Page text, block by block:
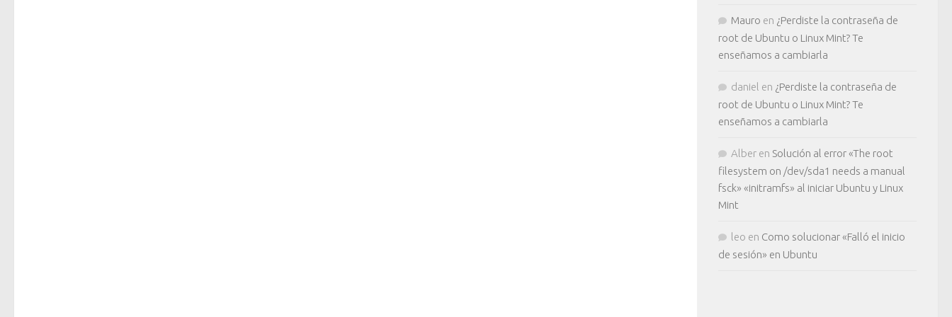
Mauro en ¿Perdiste la contraseña de
root de Ubuntu o Linux Mint? Te
enseñamos a cambiarla
daniel en ¿Perdiste la contraseña de
root de Ubuntu o Linux Mint? Te
enseñamos a cambiarla
Alber en Solución al error «The root
filesystem on /dev/sda1 needs a manual
fsck» «initramfs» al iniciar Ubuntu y Linux
Mint
leo en Como solucionar «Falló el inicio
de sesión» en Ubuntu